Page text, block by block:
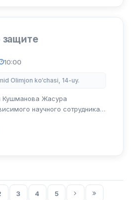
защите
10:00
Olimjon ko‘chasi, 14-uy.
Кушманова Жасура
научного сотрудника
тилларида фразеологик
на соискание ученой
3 4 5